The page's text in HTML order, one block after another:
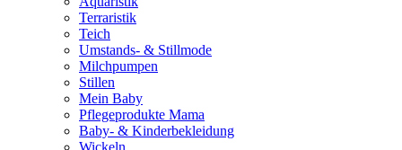
Terraristik
Teich
Umstands- & Stillmode
Milchpumpen
Stillen
Mein Baby
Pflegeprodukte Mama
Baby- & Kinderbekleidung
Wickeln